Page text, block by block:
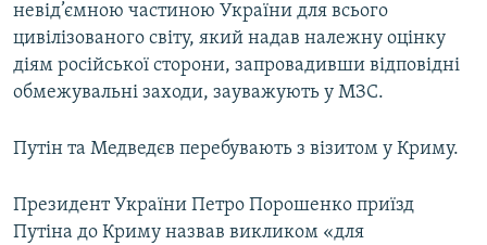
невід’ємною частиною України для всього
цивілізованого світу, який надав належну оцінку
діям російської сторони, запровадивши відповідні
обмежувальні заходи, зауважують у МЗС.
Путін та Медведєв перебувають з візитом у Криму.
Президент України Петро Порошенко приїзд
Путіна до Криму назвав викликом «для